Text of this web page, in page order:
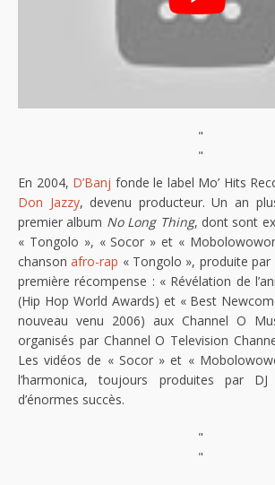
"
"
En 2004, D’Banj fonde le label Mo’ Hits
Don Jazzy, devenu producteur. Un an
premier album No Long Thing, dont sont
« Tongolo », « Socor » et «
chansonafro-rap « Tongolo », produite par
première récompense : « Révélation de
(Hip Hop World Awards) et « Best
nouveau venu 2006) aux Channel O
organisés par Channel O Television
Les vidéos de « Socor » et «
l’harmonica, toujours produites par
d’énormes succès.
"
"